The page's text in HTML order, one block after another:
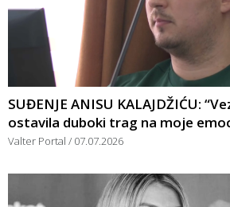
SUĐENJE ANISU KALAJDŽIĆU:
ostavila duboki trag na moje
Valter Portal 07.07.2026